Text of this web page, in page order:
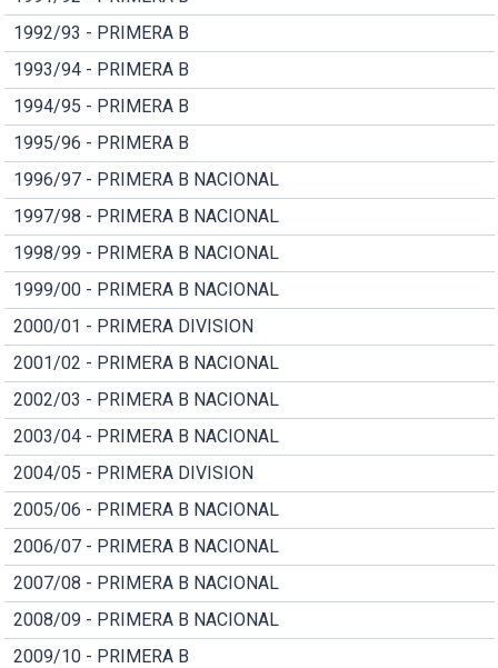
1992/93 - PRIMERA B
1993/94 - PRIMERA B
1994/95 - PRIMERA B
1995/96 - PRIMERA B
1996/97 - PRIMERA B NACIONAL
1997/98 - PRIMERA B NACIONAL
1998/99 - PRIMERA B NACIONAL
1999/00 - PRIMERA B NACIONAL
2000/01 - PRIMERA DIVISION
2001/02 - PRIMERA B NACIONAL
2002/03 - PRIMERA B NACIONAL
2003/04 - PRIMERA B NACIONAL
2004/05 - PRIMERA DIVISION
2005/06 - PRIMERA B NACIONAL
2006/07 - PRIMERA B NACIONAL
2007/08 - PRIMERA B NACIONAL
2008/09 - PRIMERA B NACIONAL
2009/10 - PRIMERA B